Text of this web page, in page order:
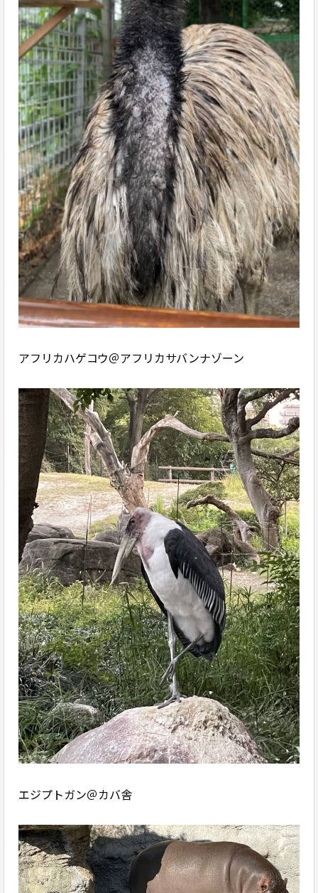
アフリカハゲコウ＠アフリカサバンナゾーン
エジプトガン＠カバ舎